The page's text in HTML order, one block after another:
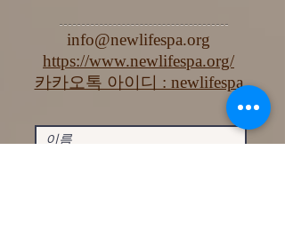
info@newlifespa.org
https://www.newlifespa.org/
카카오톡 아이디 : newlifespa